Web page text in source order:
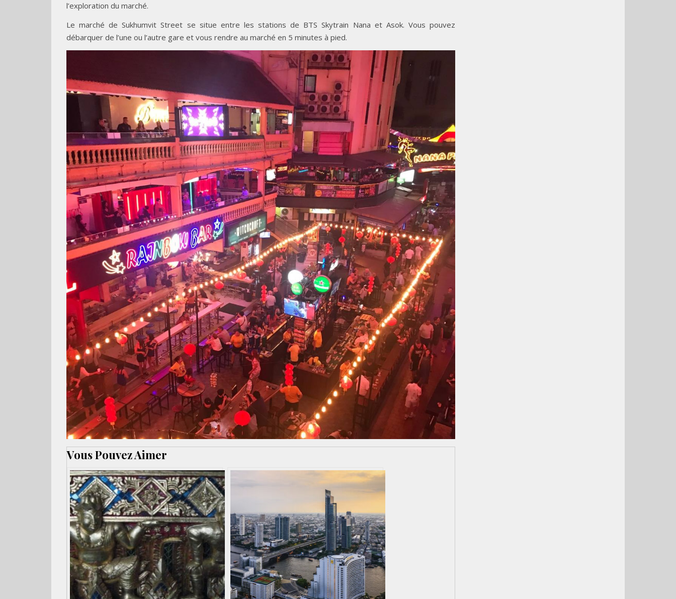
l’exploration du marché.
Le marché de Sukhumvit Street se situe entre les stations de BTS Skytrain Nana et Asok. Vous pouvez
débarquer de l’une ou l’autre gare et vous rendre au marché en 5 minutes à pied.
Vous Pouvez Aimer